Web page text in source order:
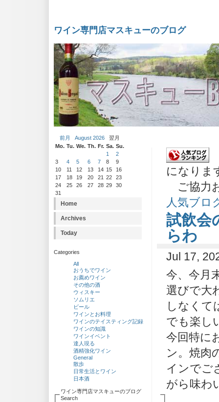
ワイン専門店マスキューのブログ
前月 August 2026 翌月
Mo. Tu. We. Th. Fr. Sa. Su.
1
2
3
4 5 6 7 8
9
10
11 12 13 14 15
16
17
18 19 20 21 22
23
24
25 26 27 28 29
30
31
Home
Archives
Today
Categories
All
おうちでワイン
お薦めワイン
その他の酒
ウィスキー
ソムリエ
ビール
ワインとお料理
ワインのテイスティング記録
ワインの知識
ワインイベント
達人現る
酒精強化ワイン
General
散歩
日常生活とワイン
日本酒
ワイン専門店マスキューのブログ
Search
になりま
ご協力
人気ブロ
試飲会
らわ
Jul 17,
今、今月
選びで大
しなくて
でも楽し
今回特に
ン。焼肉
インでご
がら味わ